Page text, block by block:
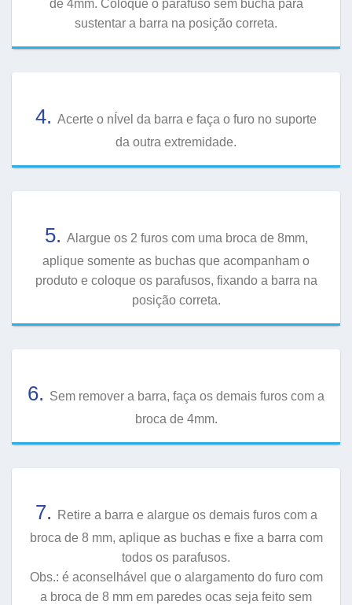
de 4mm. Coloque o parafuso sem bucha para
sustentar a barra na posição correta.
4. Acerte o nÍvel da barra e faça o furo no suporte
da outra extremidade.
5. Alargue os 2 furos com uma broca de 8mm,
aplique somente as buchas que acompanham o
produto e coloque os parafusos, fixando a barra na
posição correta.
6. Sem remover a barra, faça os demais furos com a
broca de 4mm.
7.
Retire a barra e alargue os demais furos com a
broca de 8 mm, aplique as buchas e fixe a barra com
todos os parafusos.
Obs.: é aconselhável que o alargamento do furo com
a broca de 8 mm em paredes ocas seja feito sem